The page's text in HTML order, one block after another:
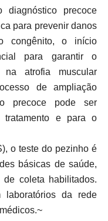
diagnóstico precoce
para prevenir danos
congênito, o início
para garantir o
na atrofia muscular
de ampliação
precoce pode ser
tratamento e para o
o teste do pezinho é
básicas de saúde,
de coleta habilitados.
laboratórios da rede